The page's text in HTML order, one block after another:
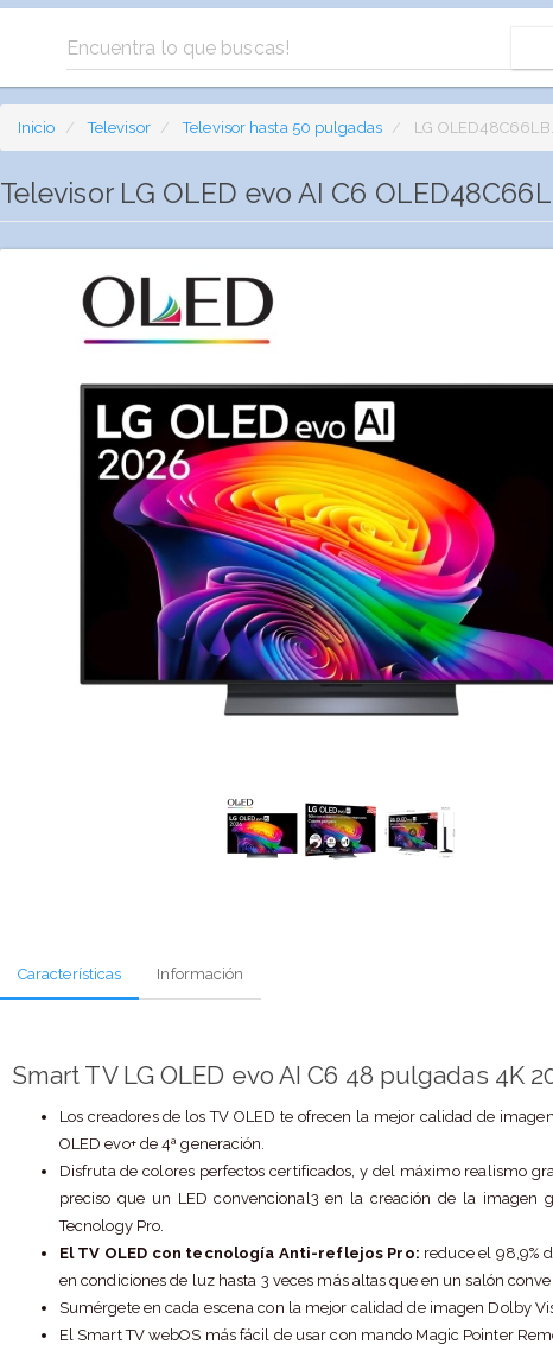
Inicio Televisor Televisor hasta 50 pulgadas LG
Televisor LG OLED evo AI C6
Características Información
Smart TV LG OLED evo AI C6 48 pulgadas 4K
Los creadores de los TV OLED te ofrecen la mejor calidad de
OLED evo+ de 4ª generación.
Disfruta de colores perfectos certificados, y del máximo realismo
preciso que un LED convencional3 en la creación de la
Tecnology Pro.
El TV OLED con tecnología Anti-reflejos Pro: reduce el 98,9%
en condiciones de luz hasta 3 veces más altas que en un salón
Sumérgete en cada escena con la mejor calidad de imagen Dolby
El Smart TV webOS más fácil de usar con mando Magic Pointer